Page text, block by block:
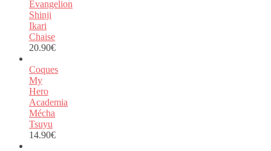
Evangelion
Shinji
Ikari
Chaise
20.90€
Coques
My
Hero
Academia
Mécha
Tsuyu
14.90€